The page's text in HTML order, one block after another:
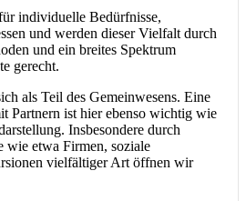
individuelle Bedürfnisse,
und werden dieser Vielfalt durch
und ein breites Spektrum
gerecht.
als Teil des Gemeinwesens. Eine
Partnern ist hier ebenso wichtig wie
Insbesondere durch
wie etwa Firmen, soziale
vielfältiger Art öffnen wir